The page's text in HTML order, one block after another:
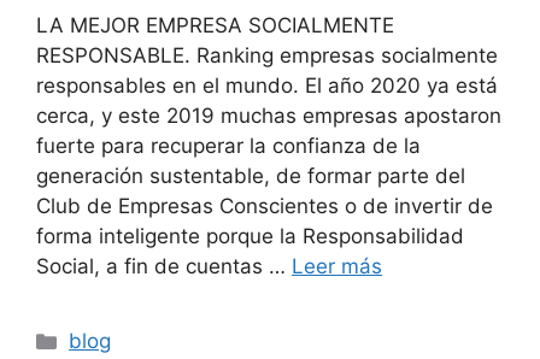
LA MEJOR EMPRESA SOCIALMENTE
RESPONSABLE. Ranking empresas socialmente
responsables en el mundo. El año 2020 ya está
cerca, y este 2019 muchas empresas apostaron
fuerte para recuperar la confianza de la
generación sustentable, de formar parte del
Club de Empresas Conscientes o de invertir de
forma inteligente porque la Responsabilidad
Social, a fin de cuentas … Leer más
Categorías
blog